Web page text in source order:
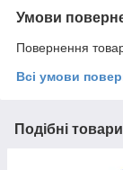
Умови
Повернення
Всі умови
Подібні